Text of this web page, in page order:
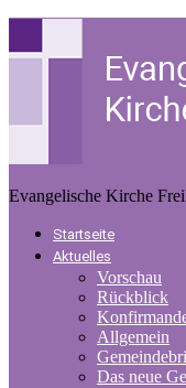
Evangelische Kirche
Startseite
Aktuelles
Vorschau
Rückblick
Allgemein
Das neue